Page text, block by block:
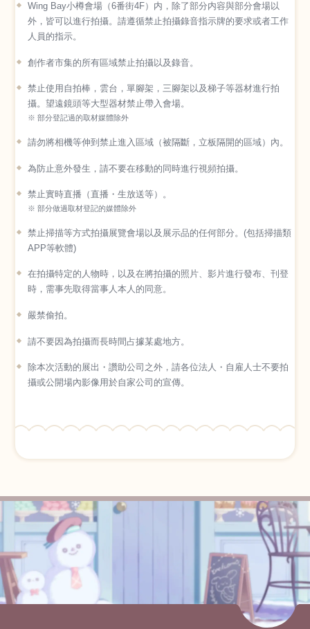
Wing Bay小樽會場（6番街4F）内，除了部分内容與部分會場以
外，皆可以進行拍攝。請遵循禁止拍攝錄音指示牌的要求或者工作
人員的指示。
創作者市集的所有區域禁止拍攝以及錄音。
禁止使用自拍棒，雲台，單腳架，三腳架以及梯子等器材進行拍
攝。望遠鏡頭等大型器材禁止帶入會場。
※ 部分登記過的取材媒體除外
請勿將相機等伸到禁止進入區域（被隔斷，立板隔開的區域）內。
為防止意外發生，請不要在移動的同時進行視頻拍攝。
禁止實時直播（直播・生放送等）。
※ 部分做過取材登記的媒體除外
禁止掃描等方式拍攝展覽會場以及展示品的任何部分。(包括掃描類
APP等軟體)
在拍攝特定的人物時，以及在將拍攝的照片、影片進行發布、刊登
時，需事先取得當事人本人的同意。
嚴禁偷拍。
請不要因為拍攝而長時間占據某處地方。
除本次活動的展出・讚助公司之外，請各位法人・自雇人士不要拍
攝或公開場內影像用於自家公司的宣傳。